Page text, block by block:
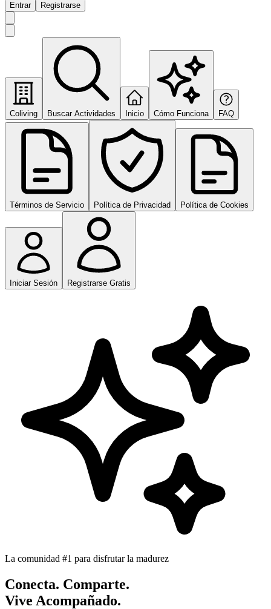
Entrar Registrarse
Coliving Buscar Actividades Inicio Cómo Funciona FAQ
Términos de Servicio Política de Privacidad Política de Cookies
Iniciar Sesión Registrarse Gratis
La comunidad #1 para disfrutar la madurez
Conecta. Comparte.
Vive Acompañado.